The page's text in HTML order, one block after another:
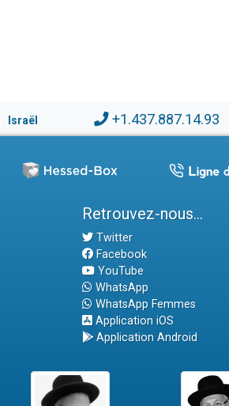
Israël +1.437.887.14.93
Retrouvez-nous...
Twitter
Facebook
YouTube
WhatsApp
WhatsApp Femmes
Application iOS
Application Android